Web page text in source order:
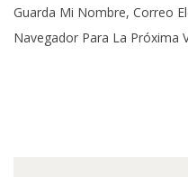
Guarda Mi Nombre, Correo
Navegador Para La Próxima